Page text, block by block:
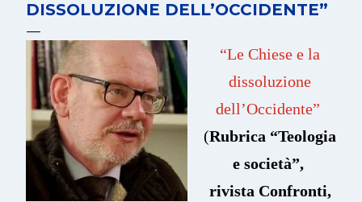
DISSOLUZIONE DELL’OCCIDENTE”
“Le Chiese e la
dissoluzione
dell’Occidente”
(Rubrica “Teologia
e società”,
rivista Confronti,